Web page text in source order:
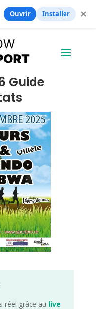
Guide
réel grâce au live
Ouvrir Installer ✕